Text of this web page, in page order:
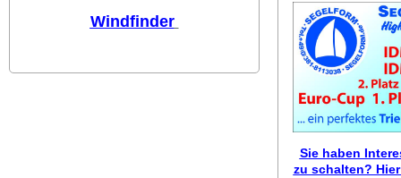
Windfinder
Sie haben
zu schalten?